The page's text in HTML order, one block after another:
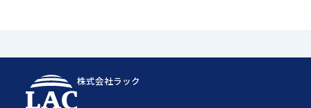
株式会社ラック